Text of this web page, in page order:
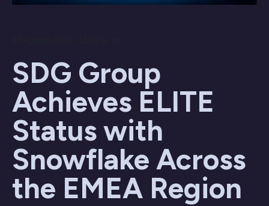
SDG Group
Achieves ELITE
Status with
Snowflake Across
the EMEA Region